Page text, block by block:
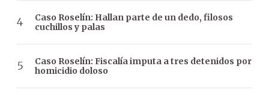
Caso Roselín: Hallan parte de un dedo, filosos
cuchillos y palas
Caso Roselín: Fiscalía imputa a tres detenidos por
homicidio doloso